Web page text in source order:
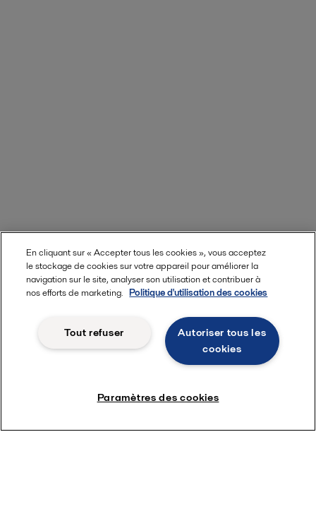
En cliquant sur « Accepter tous les cookies », vous acceptez
le stockage de cookies sur votre appareil pour améliorer la
navigation sur le site, analyser son utilisation et contribuer à
nos efforts de marketing. Politique d'utilisation des cookies
Autoriser tous les
cookies
Tout refuser
Paramètres des cookies